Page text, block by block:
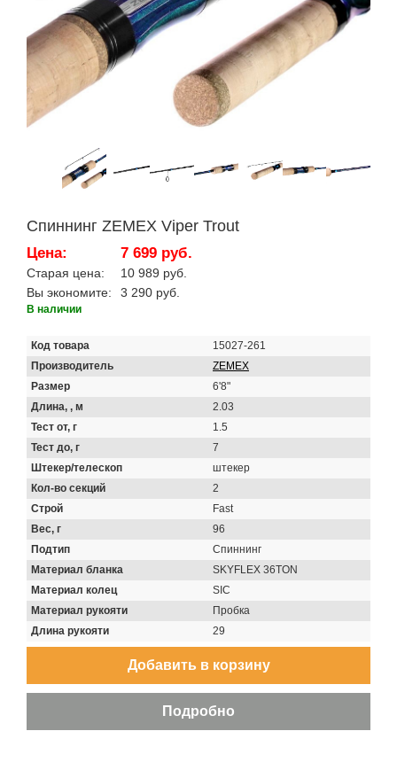
Спиннинг ZEMEX Viper Trout
Цена: 7 699 руб.
Старая цена:
10 989 руб.
Вы экономите:
3 290 руб.
В наличии
Код товара
15027-261
Производитель
ZEMEX
Размер
6'8"
Длина, , м
2.03
Тест от, г
1.5
Тест до, г
7
Штекер/телескоп
штекер
Кол-во секций
2
Строй
Fast
Вес, г
96
Подтип
Спиннинг
Материал бланка
SKYFLEX 36TON
Материал колец
SIC
Материал рукояти
Пробка
Длина рукояти
29